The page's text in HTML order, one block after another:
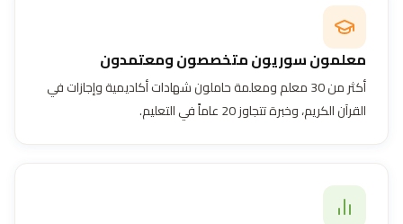
معلمون سوريون متخصصون ومعتمدون
أكثر من 30 معلم ومعلمة حاملون شهادات أكاديمية وإجازات في
القرآن الكريم، وخبرة تتجاوز 20 عاماً في التعليم.